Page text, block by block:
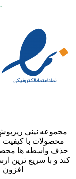
محصولات با کیفیت
حذف واسطه ها
کند و با سریع ترین
افزون